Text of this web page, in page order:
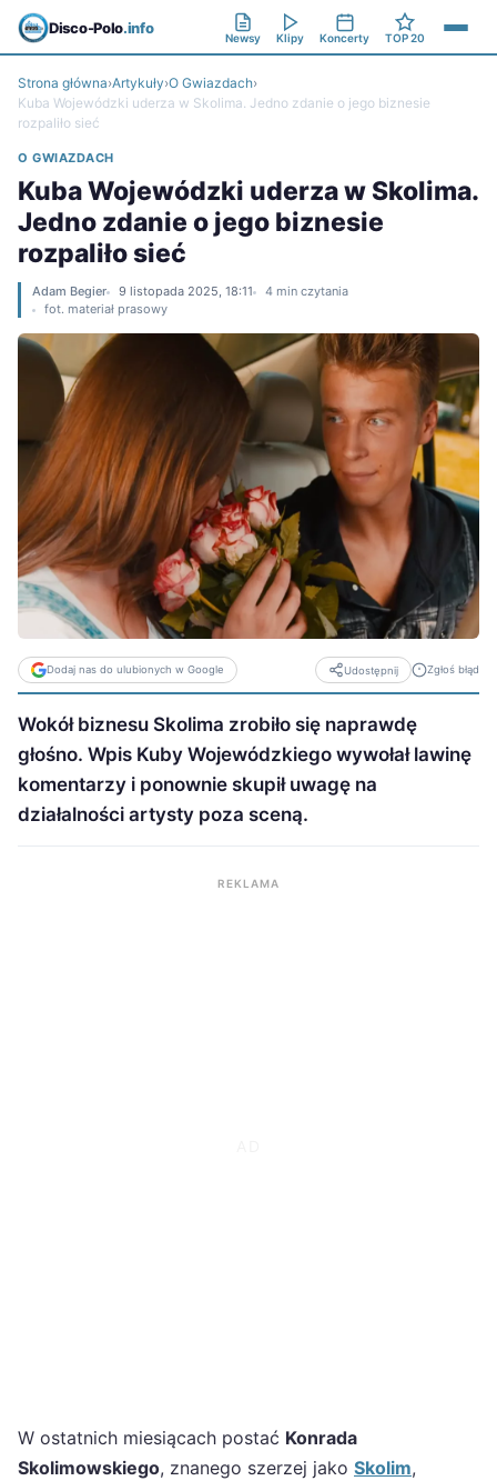
Disco-Polo.info
Newsy Klipy Koncerty TOP 20
Strona główna›Artykuły›O Gwiazdach›
Kuba Wojewódzki uderza w Skolima. Jedno zdanie o jego biznesie
rozpaliło sieć
O GWIAZDACH
Kuba Wojewódzki uderza w Skolima.
Jedno zdanie o jego biznesie
rozpaliło sieć
Adam Begier 9 listopada 2025, 18:11
4 min czytania
fot. materiał prasowy
Dodaj nas do ulubionych w Google Udostępnij Zgłoś błąd
Wokół biznesu Skolima zrobiło się naprawdę
głośno. Wpis Kuby Wojewódzkiego wywołał lawinę
komentarzy i ponownie skupił uwagę na
działalności artysty poza sceną.
REKLAMA
W ostatnich miesiącach postać Konrada
Skolimowskiego, znanego szerzej jako Skolim,